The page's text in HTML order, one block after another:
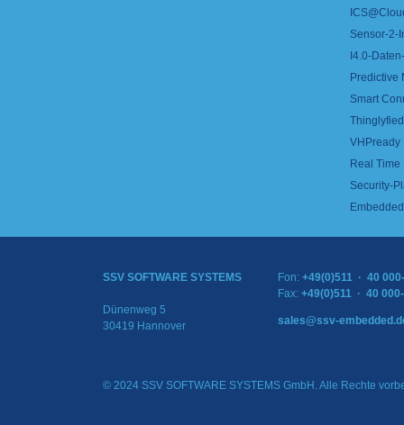
Sensor-2-
I4.0-
Predictive
Smart
VHPready
Real
Security-
SSV SOFTWARE SYSTEMS
Dünenweg 5
30419 Hannover
Fon: +49(0)511 · 40
Fax: +49(0)511 · 40
sales@ssv-
© 2024 SSV SOFTWARE SYSTEMS GmbH. Alle Rechte